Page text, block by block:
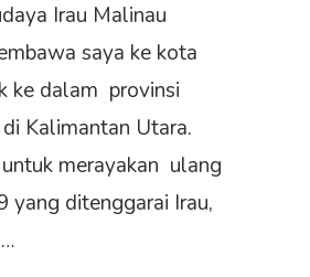
Irau Malinau
saya ke kota
ke dalam provinsi
Kalimantan Utara.
merayakan ulang
yang ditenggarai Irau,